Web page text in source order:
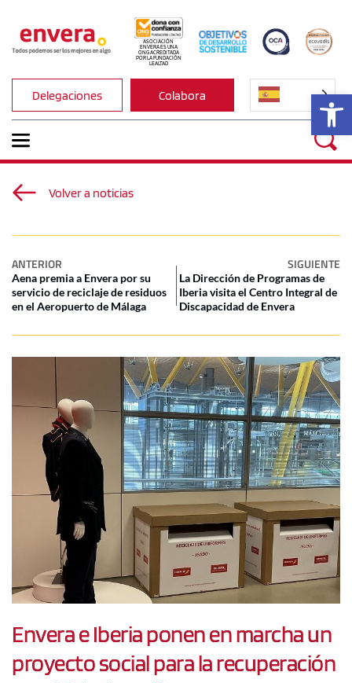
ASOCIACIÓN
ENVERA ES UNA
ONG ACREDITADA
POR LA FUNDACIÓN
LEALTAD
Delegaciones Colabora
Volver a noticias
ANTERIOR SIGUIENTE
Aena premia a Envera por su
servicio de reciclaje de residuos
en el Aeropuerto de Málaga
La Dirección de Programas de
Iberia visita el Centro Integral de
Discapacidad de Envera
Envera e Iberia ponen en marcha un
proyecto social para la recuperación